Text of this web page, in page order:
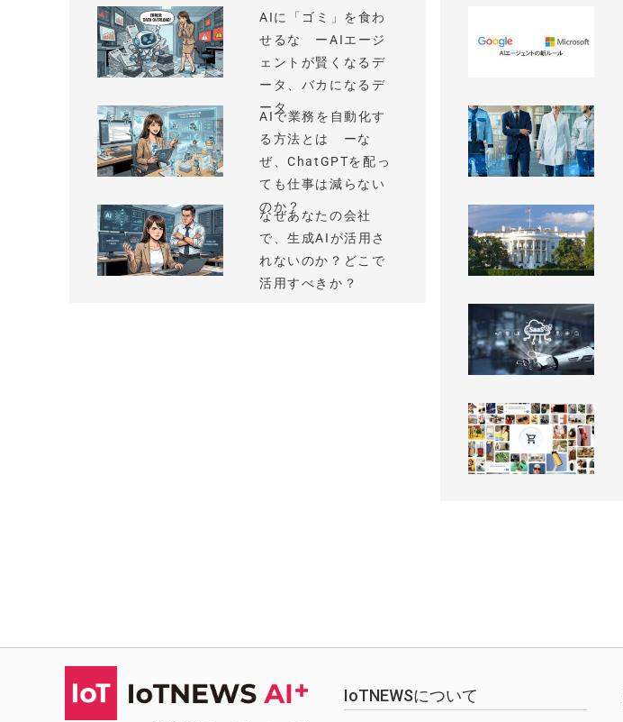
AIに「ゴミ」を食わ
せるな ーAIエージ
ェントが賢くなるデ
ータ、バカになるデ
ータ
AIで業務を自動化す
る方法とは ーな
ぜ、ChatGPTを配っ
ても仕事は減らない
のか？
なぜあなたの会社
で、生成AIが活用さ
れないのか？どこで
活用すべきか？
IoTNEWSについて